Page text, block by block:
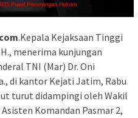
.Kepala Kejaksaan Tinggi
menerima kunjungan
TNI (Mar) Dr. Oni
di kantor Kejati Jatim, Rabu
turut didampingi oleh Wakil
Komandan Pasmar 2,